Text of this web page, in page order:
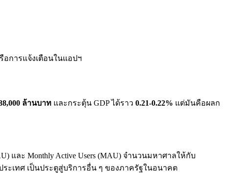
อการแจ้งเตือนในแอปฯ
ล้านบาท และกระตุ้น GDP ได้ราว 0.21-0.22% แต่มันคือผลก
และ Monthly Active Users (MAU) จำนวนมหาศาลให้กับ
ะเทศ เป็นประตูสู่บริการอื่น ๆ ของภาครัฐในอนาคต